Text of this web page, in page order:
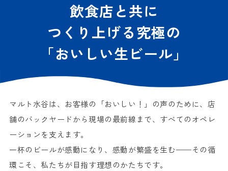
飲食店と共に
つくり上げる究極の
「おいしい生ビール」
マルト水谷は、お客様の「おいしい！」の声のために、 店
舗のバックヤードから現場の最前線まで、すべてのオペレ
ーションを支えます。
一杯のビールが感動になり、感動が繁盛を生む——その循
環こそ、私たちが目指す理想のかたちです。